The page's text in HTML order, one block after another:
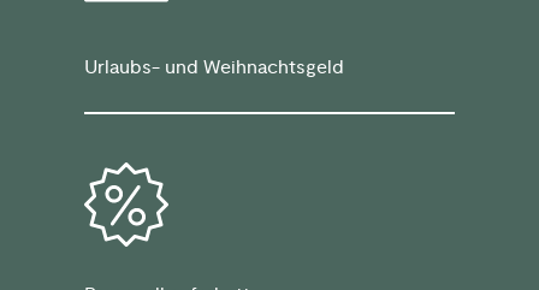
Urlaubs- und Weihnachtsgeld